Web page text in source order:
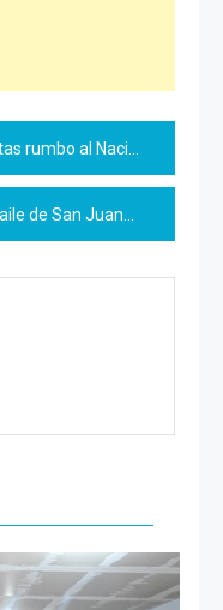
rumbo al Nacional
de San Juan